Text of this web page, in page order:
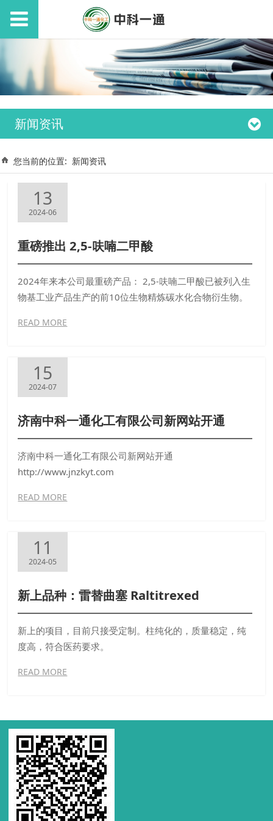
新闻资讯
您当前的位置: 新闻资讯
13
2024-06
重磅推出 2,5-呋喃二甲酸
2024年来本公司最重磅产品： 2,5-呋喃二甲酸已被列入生
物基工业产品生产的前10位生物精炼碳水化合物衍生物。
再生、绿色替代品。它被广泛用作生物基聚酯和各种其他
体，可用于合成新型生物基高分子材料
READ MORE
15
2024-07
济南中科一通化工有限公司新网站开通
济南中科一通化工有限公司新网站开通
http://www.jnzkyt.com
READ MORE
11
2024-05
新上品种：雷替曲塞 Raltitrexed
新上的项目，目前只接受定制。柱纯化的，质量稳定，纯
度高，符合医药要求。
READ MORE